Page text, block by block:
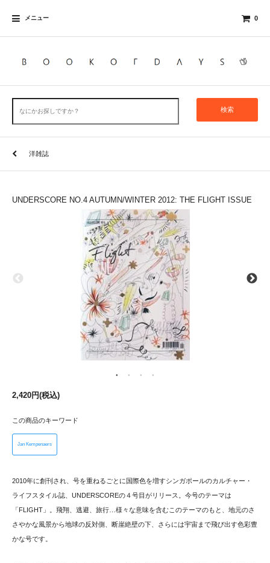
メニュー 0
検索
洋雑誌
UNDERSCORE NO.4 AUTUMN/WINTER 2012: THE FLIGHT ISSUE
2,420円(税込)
この商品のキーワード
Jan Kempenaers
2010年に創刊され、号を重ねるごとに国際色を増すシンガポールのカルチャー・
ライフスタイル誌、UNDERSCOREの４号目がリリース。今号のテーマは
「FLIGHT」。飛翔、逃避、旅行…様々な意味を含むこのテーマのもと、地元のさ
さやかな風景から地球の反対側、断崖絶壁の下、さらには宇宙まで飛び出す色彩豊
かな号です。